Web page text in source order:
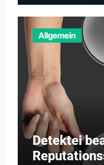
Allgemein
Detektei